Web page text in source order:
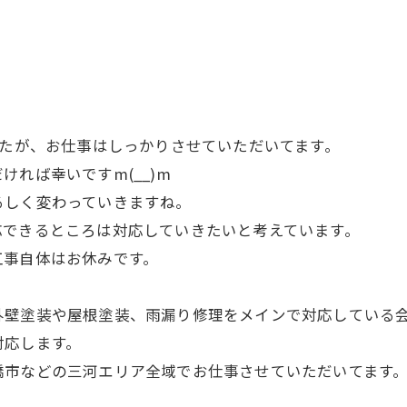
、お仕事はしっかりさせていただいてます。
れば幸いですm(__)m
く変わっていきますね。
きるところは対応していきたいと考えています。
自体はお休みです。
塗装や屋根塗装、雨漏り修理をメインで対応している会
します。
などの三河エリア全域でお仕事させていただいてます。